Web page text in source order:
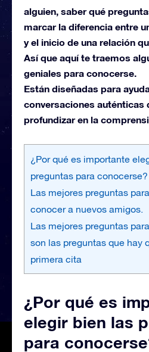
alguien, saber qué
marcar la diferencia entre
y el inicio de una relación
Así que aquí te traemos
geniales para conocerse.
Están diseñadas para
conversaciones auténticas
profundizar en la
¿Por qué es importante
preguntas para conocerse?
Las mejores preguntas
conocer a nuevos amigos.
Las mejores preguntas
son las preguntas que hay
primera cita
¿Por qué es
elegir bien las
para